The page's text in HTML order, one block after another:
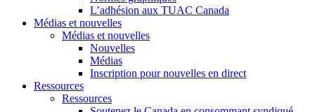
L’adhésion aux TUAC Canada
Médias et nouvelles
Médias et nouvelles
Nouvelles
Médias
Inscription pour nouvelles en direct
Ressources
Ressources